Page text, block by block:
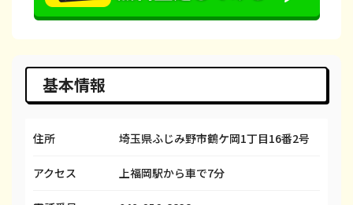
iPhone 14
iPhone 14 Pro Max
iPhone SE 3
iPhone 13
iPhone 13 mini
¥22,000
¥33,000
¥33,000
¥29,600
¥58,100
基本情報
住所 埼玉県ふじみ野市鶴ケ岡1丁目16番2号
アクセス 上福岡駅から車で7分